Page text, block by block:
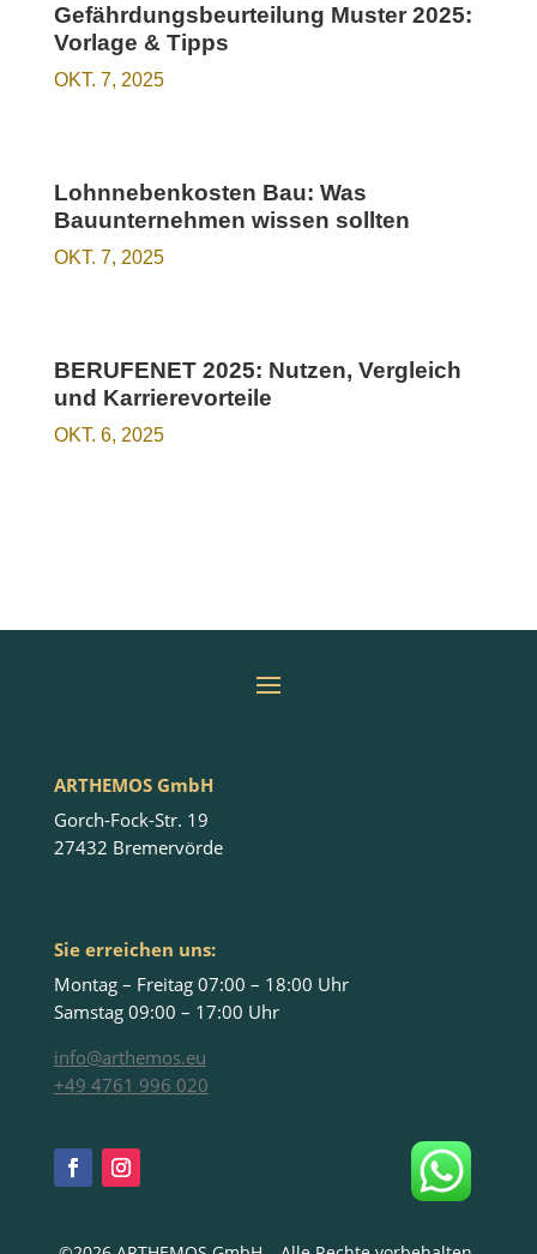
Gefährdungsbeurteilung Muster 2025:
Vorlage & Tipps
OKT. 7, 2025
Lohnnebenkosten Bau: Was
Bauunternehmen wissen sollten
OKT. 7, 2025
BERUFENET 2025: Nutzen, Vergleich
und Karrierevorteile
OKT. 6, 2025
ARTHEMOS GmbH
Gorch-Fock-Str. 19
27432 Bremervörde
Sie erreichen uns:
Montag – Freitag 07:00 – 18:00 Uhr
Samstag 09:00 – 17:00 Uhr
info@arthemos.eu
+49 4761 996 020